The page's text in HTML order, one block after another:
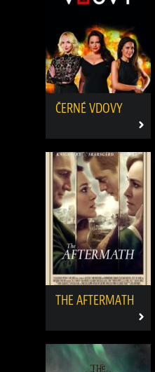
ČERNÉ VDOVY
THE AFTERMATH